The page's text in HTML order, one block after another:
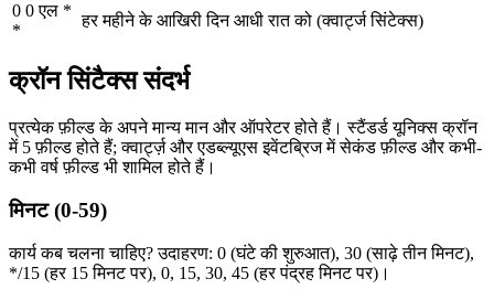
0 0 एल *
*
हर महीने के आखिरी दिन आधी रात को (क्वार्ट्ज सिंटेक्स)
क्रॉन सिंटैक्स संदर्भ
प्रत्येक फ़ील्ड के अपने मान्य मान और ऑपरेटर होते हैं। स्टैंडर्ड यूनिक्स क्रॉन
में 5 फ़ील्ड होते हैं; क्वार्ट्ज़ और एडब्ल्यूएस इवेंटब्रिज में सेकंड फ़ील्ड और कभी-
कभी वर्ष फ़ील्ड भी शामिल होते हैं।
मिनट (0-59)
कार्य कब चलना चाहिए? उदाहरण: 0 (घंटे की शुरुआत), 30 (साढ़े तीन मिनट),
*/15 (हर 15 मिनट पर), 0, 15, 30, 45 (हर पंद्रह मिनट पर)।